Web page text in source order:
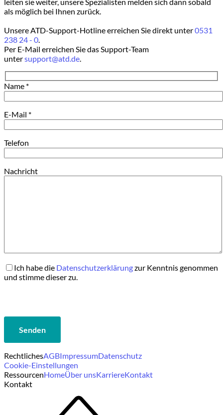
leiten sie weiter, unsere Spezialisten melden sich dann sobald
als möglich bei Ihnen zurück.
Unsere ATD-Support-Hotline erreichen Sie direkt unter0531
238 24 - 0.
Per E-Mail erreichen Sie das Support-Team
untersupport@atd.de.
Name *
E-Mail *
Telefon
Nachricht
Ich habe die Datenschutzerklärungzur Kenntnis genommen
und stimme dieser zu.
RechtlichesAGBImpressumDatenschutz
Cookie-Einstellungen
RessourcenHomeÜber unsKarriereKontakt
Kontakt